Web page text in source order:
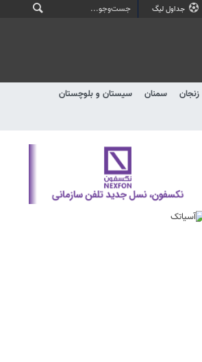
جداول لیگ
زنجان سمنان
سیستان و بلوچستان